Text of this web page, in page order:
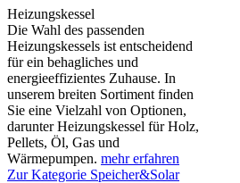
Heizungskessel
Die Wahl des passenden
Heizungskessels ist entscheidend
für ein behagliches und
energieeffizientes Zuhause. In
unserem breiten Sortiment finden
Sie eine Vielzahl von Optionen,
darunter Heizungskessel für Holz,
Pellets, Öl, Gas und
Wärmepumpen. mehr erfahren
Zur Kategorie Speicher&Solar